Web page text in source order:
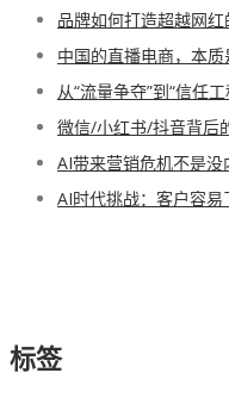
品牌如何打造超越网
中国的直播电商，本质
从“流量争夺”到“信任
微信/小红书/抖音背后
AI带来营销危机不是
AI时代挑战：客户容
标签